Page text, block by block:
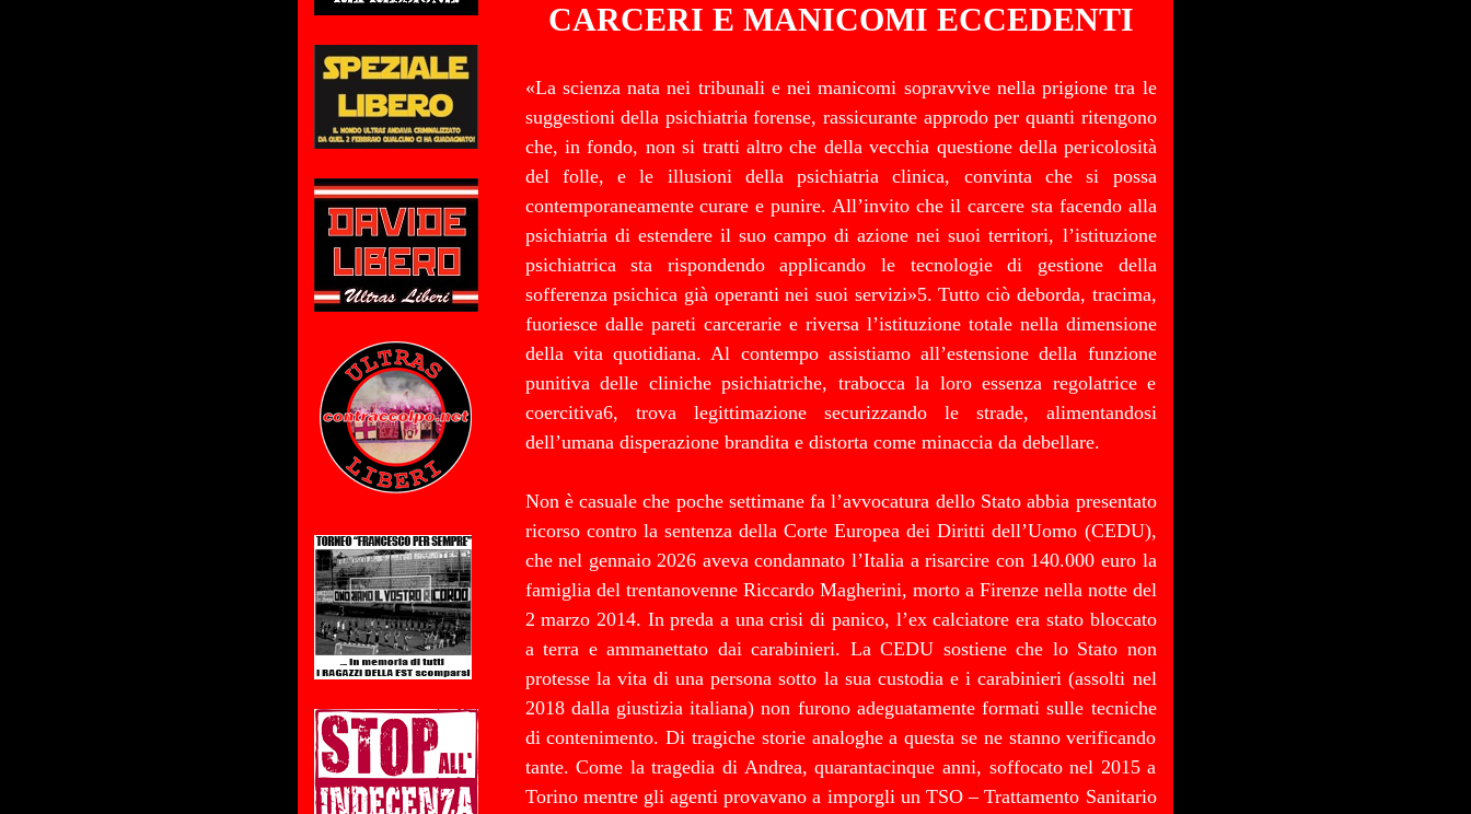
CARCERI E MANICOMI ECCEDENTI
«La scienza nata nei tribunali e nei manicomi sopravvive nella prigione tra le
suggestioni della psichiatria forense, rassicurante approdo per quanti ritengono
che, in fondo, non si tratti altro che della vecchia questione della pericolosità
del folle, e le illusioni della psichiatria clinica, convinta che si possa
contemporaneamente curare e punire. All’invito che il carcere sta facendo alla
psichiatria di estendere il suo campo di azione nei suoi territori, l’istituzione
psichiatrica sta rispondendo applicando le tecnologie di gestione della
sofferenza psichica già operanti nei suoi servizi»5. Tutto ciò deborda, tracima,
fuoriesce dalle pareti carcerarie e riversa l’istituzione totale nella dimensione
della vita quotidiana. Al contempo assistiamo all’estensione della funzione
punitiva delle cliniche psichiatriche, trabocca la loro essenza regolatrice e
coercitiva6, trova legittimazione securizzando le strade, alimentandosi
dell’umana disperazione brandita e distorta come minaccia da debellare.
Non è casuale che poche settimane fa l’avvocatura dello Stato abbia presentato
ricorso contro la sentenza della Corte Europea dei Diritti dell’Uomo (CEDU),
che nel gennaio 2026 aveva condannato l’Italia a risarcire con 140.000 euro la
famiglia del trentanovenne Riccardo Magherini, morto a Firenze nella notte del
2 marzo 2014. In preda a una crisi di panico, l’ex calciatore era stato bloccato
a terra e ammanettato dai carabinieri. La CEDU sostiene che lo Stato non
protesse la vita di una persona sotto la sua custodia e i carabinieri (assolti nel
2018 dalla giustizia italiana) non furono adeguatamente formati sulle tecniche
di contenimento. Di tragiche storie analoghe a questa se ne stanno verificando
tante. Come la tragedia di Andrea, quarantacinque anni, soffocato nel 2015 a
Torino mentre gli agenti provavano a imporgli un TSO – Trattamento Sanitario